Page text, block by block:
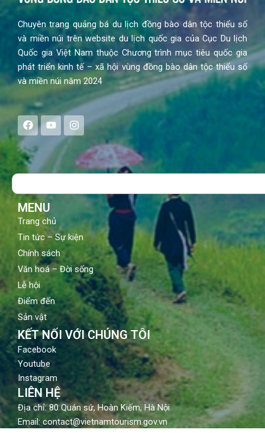
Chuyên trang quảng bá du lịch đồng bào dân tộc thiểu số
và miền núi trên website du lịch quốc gia của Cục Du lịch
Quốc gia Việt Nam thuộc Chương trình mục tiêu quốc gia
phát triển kinh tế – xã hội vùng đồng bào dân tộc thiểu số
và miền núi năm 2024
F
a
c
e
b
o
Y
o
u
t
u
b
I
n
s
a
g
Search
MENU
Trang chủ
Tin tức – Sự kiện
Chính sách
Văn hoá – Đời sống
Lễ hội
Điểm đến
Sản vật
KẾT NỐI VỚI CHÚNG TÔI
Facebook
Youtube
Instagram
LIÊN HỆ
Địa chỉ: 80 Quán sứ, Hoàn Kiếm, Hà Nội
Email: contact@vietnamtourism.gov.vn